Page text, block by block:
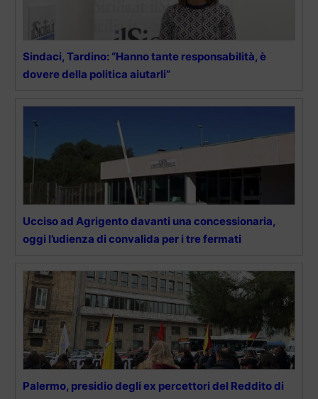
Sindaci, Tardino: “Hanno tante responsabilità, è
dovere della politica aiutarli”
Ucciso ad Agrigento davanti una concessionaria,
oggi l’udienza di convalida per i tre fermati
Palermo, presidio degli ex percettori del Reddito di